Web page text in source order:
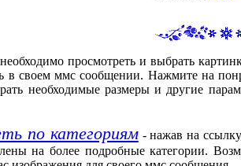
просмотреть и выбрать
в своем ммс сообщении. Нажмите на
необходимые размеры и другие
по категориям- нажав на
на более подробные категории.